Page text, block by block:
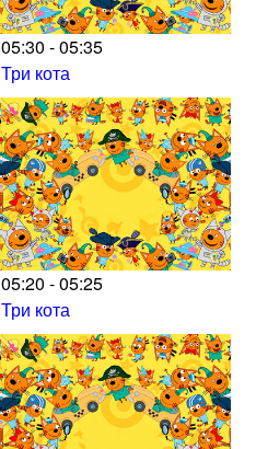
05:30 - 05:35
Три кота
05:20 - 05:25
Три кота